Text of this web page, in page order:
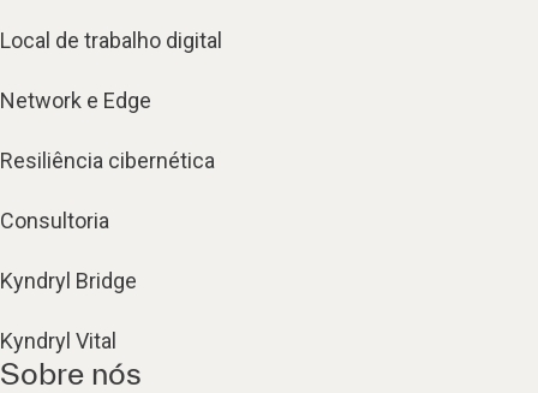
Local de trabalho digital
Network e Edge
Resiliência cibernética
Consultoria
Kyndryl Bridge
Kyndryl Vital
Sobre nós